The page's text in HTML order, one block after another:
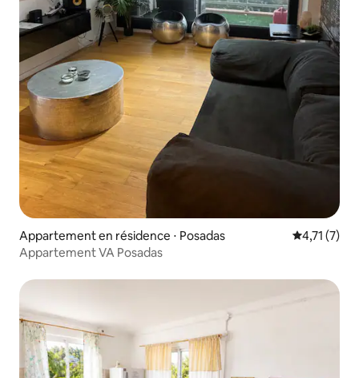
Appartement en résidence ⋅ Posadas Évaluation
4,71 (7)
Appartement VA Posadas